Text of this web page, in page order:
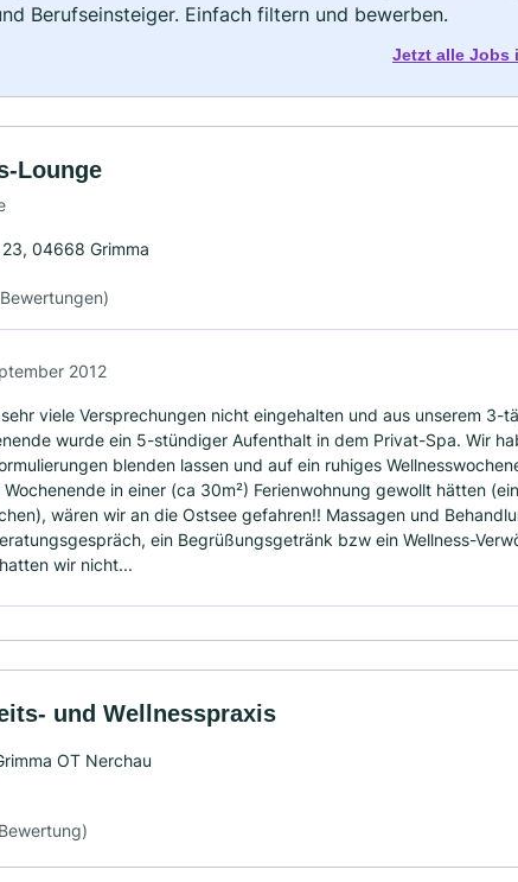
Berufseinsteiger. Einfach filtern und bewerben.
Jetzt alle Jobs
Lounge
04668 Grimma
2012
viele Versprechungen nicht eingehalten und aus unserem 3-
wurde ein 5-stündiger Aufenthalt in dem Privat-Spa. Wir
blenden lassen und auf ein ruhiges
Wochenende in einer (ca 30m²) Ferienwohnung gewollt hätten
wären wir an die Ostsee gefahren!! Massagen und
ein Begrüßungsgetränk bzw ein Wellness-
wir nicht...
und Wellnesspraxis
OT Nerchau